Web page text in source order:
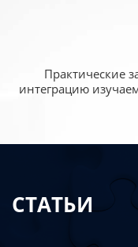
Практические
интеграцию
СТАТЬИ